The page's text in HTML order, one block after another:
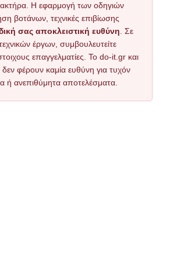
Η εφαρμογή των οδηγιών
βοτάνων, τεχνικές επιβίωσης
σας αποκλειστική ευθύνη . Σε
έργων, συμβουλευτείτε
επαγγελματίες. Το do-it.gr και
δεν φέρουν καμία ευθύνη για τυχόν
ή ανεπιθύμητα αποτελέσματα.